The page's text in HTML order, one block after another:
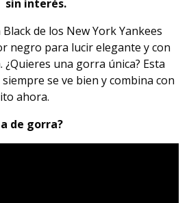
sin interés.
de los New York Yankees
negro para lucir elegante y con
¿Quieres una gorra única? Esta
se ve bien y combina con
ahora.
de gorra?